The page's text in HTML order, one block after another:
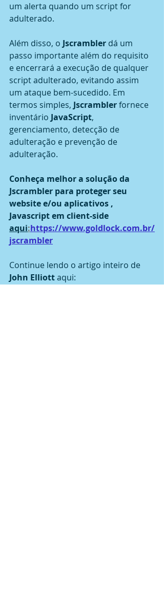
um alerta quando um script for
adulterado.
Além disso, o Jscrambler dá um
passo importante além do requisito
e encerrará a execução de qualquer
script adulterado, evitando assim
um ataque bem-sucedido. Em
termos simples, Jscrambler fornece
inventário JavaScript,
gerenciamento, detecção de
adulteração e prevenção de
adulteração.
Conheça melhor a solução da
Jscrambler para proteger seu
website e/ou aplicativos ,
Javascript em client-side
aqui:https://www.goldlock.com.br/
jscrambler
Continue lendo o artigo inteiro de
John Elliott aqui: